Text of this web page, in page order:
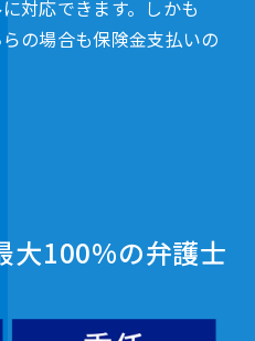
対応できます。しかも
の場合も保険金支払いの
大100%の弁護士